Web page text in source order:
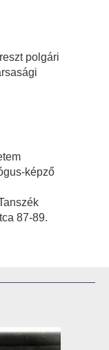
polgári
képző
87-89.